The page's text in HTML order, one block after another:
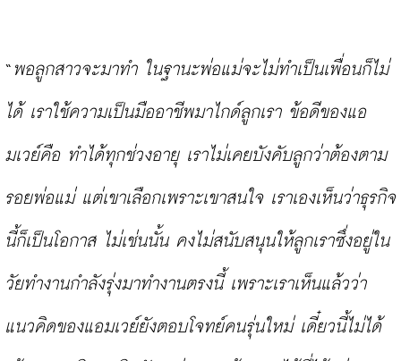
“ พอลูกสาวจะมาทำ ในฐานะพ่อแม่จะไม่ทำเป็นเพื่อนก็ไม่
ได้ เราใช้ความเป็นมืออาชีพมาไกด์ลูกเรา ข้อดีของแอ
มเวย์คือ ทำได้ทุกช่วงอายุ เราไม่เคยบังคับลูกว่าต้องตาม
รอยพ่อแม่ แต่เขาเลือกเพราะเขาสนใจ เราเองเห็นว่าธุรกิจ
นี้ก็เป็นโอกาส ไม่เช่นนั้น คงไม่สนับสนุนให้ลูกเราซึ่งอยู่ใน
วัยทำงานกำลังรุ่งมาทำงานตรงนี้ เพราะเราเห็นแล้วว่า
แนวคิดของแอมเวย์ยังตอบโจทย์คนรุ่นใหม่ เดี๋ยวนี้ไม่ได้